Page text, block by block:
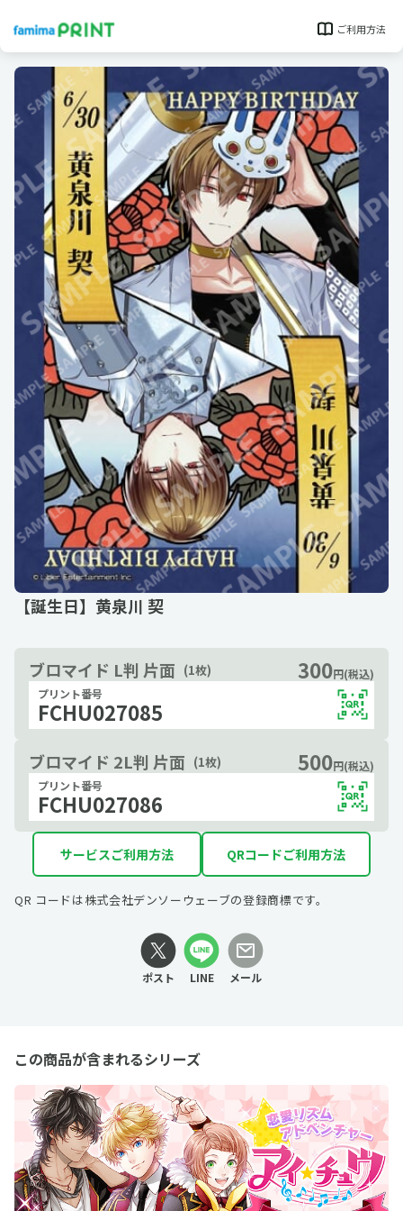
ご利用方法
【誕生日】黄泉川 契
ブロマイド L判 片面 (1枚) 300円(税込)
プリント番号
FCHU027085
ブロマイド 2L判 片面 (1枚) 500円(税込)
プリント番号
FCHU027086
サービスご利用方法 QRコードご利用方法
QR コードは株式会社デンソーウェーブの登録商標です。
ポスト LINE メール
この商品が含まれるシリーズ